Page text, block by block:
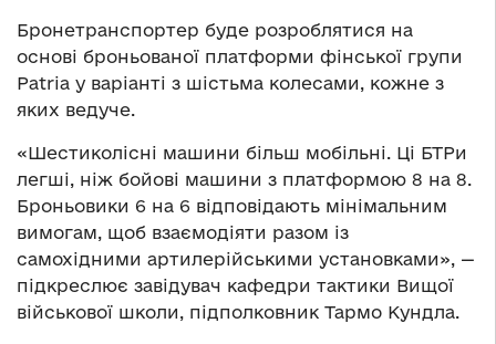
Бронетранспортер буде розроблятися на
основі броньованої платформи фінської групи
Patria у варіанті з шістьма колесами, кожне з
яких ведуче.
«Шестиколісні машини більш мобільні. Ці БТРи
легші, ніж бойові машини з платформою 8 на 8.
Броньовики 6 на 6 відповідають мінімальним
вимогам, щоб взаємодіяти разом із
самохідними артилерійськими установками», —
підкреслює завідувач кафедри тактики Вищої
військової школи, підполковник Тармо Кундла.